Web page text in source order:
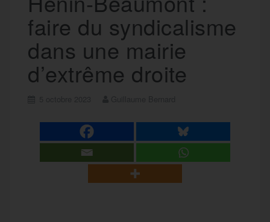
faire du syndicalisme
dans une mairie
d’extrême droite